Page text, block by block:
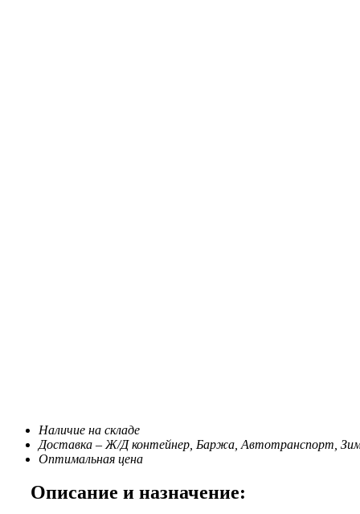
Наличие на складе
Доставка – Ж/Д контейнер, Баржа, Автотранспорт,
Оптимальная цена
Описание и назначение: